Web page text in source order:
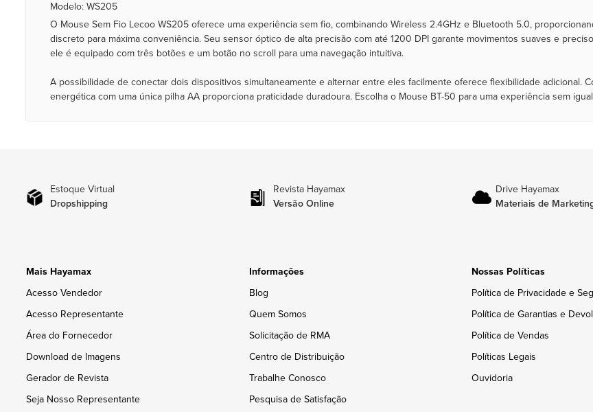
Modelo: WS205
O Mouse Sem Fio Lecoo WS205 oferece uma experiência sem fio, combinando Wireless 2.4GHz e Bluetooth 5.0,
discreto para máxima conveniência. Seu sensor óptico de alta precisão com até 1200 DPI garante movimentos suaves e
ele é equipado com três botões e um botão no scroll para uma navegação intuitiva.
A possibilidade de conectar dois dispositivos simultaneamente e alternar entre eles facilmente oferece flexibilidade adicional.
energética com uma única pilha AA proporciona praticidade duradoura. Escolha o Mouse BT-50 para uma experiência sem
Estoque Virtual
Dropshipping
Revista Hayamax
Versão Online
Drive Hayamax
Materiais de
Mais Hayamax
Acesso Vendedor
Acesso Representante
Área do Fornecedor
Download de Imagens
Gerador de Revista
Seja Nosso Representante
Informações
Blog
Quem Somos
Solicitação de RMA
Centro de Distribuição
Trabalhe Conosco
Pesquisa de Satisfação
Nossas Políticas
Política de Privacidade e
Política de Garantias e
Política de Vendas
Políticas Legais
Ouvidoria